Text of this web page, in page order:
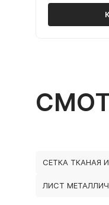
СЕТКА ТКАНАЯ
ЛИСТ